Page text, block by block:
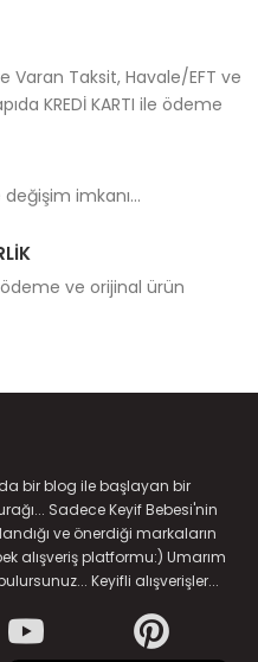
Varan Taksit, Havale/EFT ve
KREDİ KARTI ile ödeme
imkanı...
ve orijinal ürün
bir blog ile başlayan bir
Sadece Keyif Bebesi'nin
ve önerdiği markaların
alışveriş platformu:) Umarım
Keyifli alışverişler...